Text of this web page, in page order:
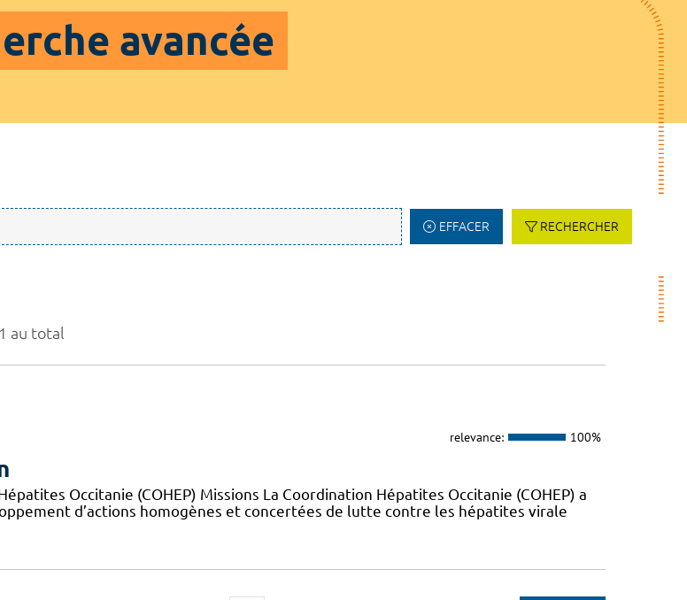
avancée
EFFACER RECHERCHER
au total
relevance: 100%
Occitanie (COHEP) Missions La Coordination Hépatites Occitanie (COHEP) a
d’actions homogènes et concertées de lutte contre les hépatites virale